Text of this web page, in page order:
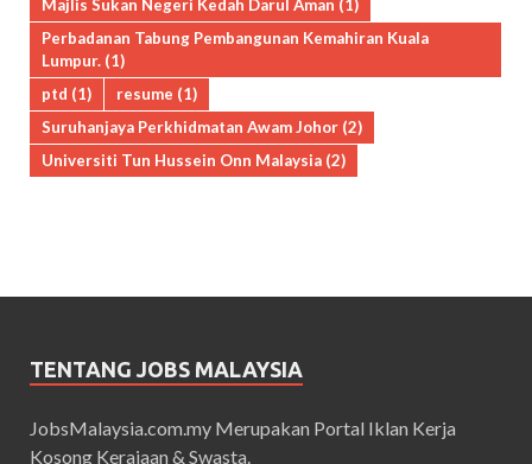
Majlis Sukan Negeri Kedah Darul Aman (1)
Perbadanan Tabung Pembangunan Kemahiran Kuala
Lumpur. (1)
ptd (1) resume (1)
Suruhanjaya Perkhidmatan Awam Johor (2)
Universiti Tun Hussein Onn Malaysia (2)
TENTANG JOBS MALAYSIA
JobsMalaysia.com.my Merupakan Portal Iklan Kerja
Kosong Kerajaan & Swasta.